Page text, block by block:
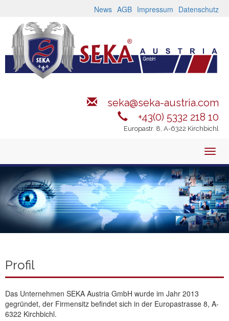
Inhalt
News AGB Impressum Datenschutz
seka@seka-austria.com
+43(0) 5332 218 10
Europastr. 8, A-6322 Kirchbichl
Profil
Das Unternehmen SEKA Austria GmbH wurde im Jahr 2013
gegründet, der Firmensitz befindet sich in der Europastrasse 8, A-
6322 Kirchbichl.